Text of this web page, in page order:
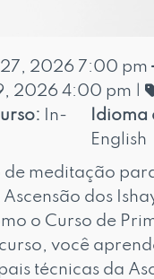
2026 7:00 pm
2026 4:00 pm
In-
Idioma
English
de meditação
dos
o Curso de
você
técnicas da